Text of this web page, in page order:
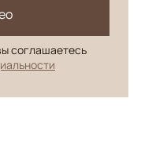
соглашаетесь